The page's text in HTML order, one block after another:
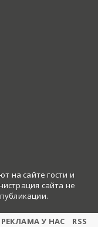
на сайте гости и
сайта не
РЕКЛАМА У НАС
RSS